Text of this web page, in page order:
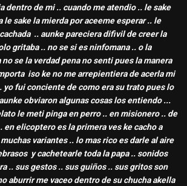
dentro de mi .. cuando me atendio .. le sake
le sake la mierda por aceeme esperar .. le
.. aunke pareciera difivil de creer la
gritaba .. no se si es ninfomana .. o la
se la verdad pena no senti pues la manera
iso ke no me arrepientiera de acerla mi
yo fui conciente de como era su trato pues lo
obviaron algunas cosas los entiendo ...
le meti pinga en perro .. en misionero .. de
en elicoptero es la primera ves ke cacho a
variantes .. lo mas rico es darle al aire
y cachetearle toda la papa .. sonidos
.. sus gestos .. sus guiños .. sus gritos son
aburrir me vaceo dentro de su chucha akella